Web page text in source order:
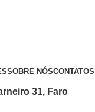
SOBRE NÓSCONTATOS
31, Faro